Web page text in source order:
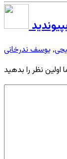
, یوسف ندرخانی